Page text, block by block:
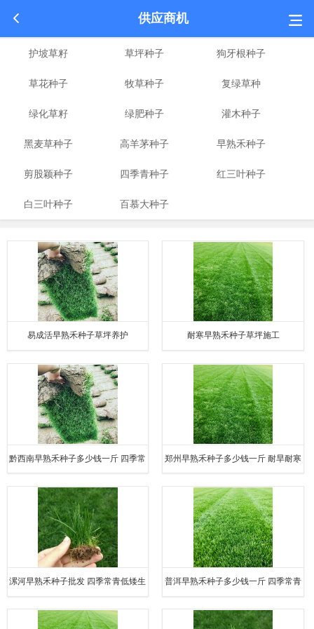
供应商机
护坡草籽 草坪种子 狗牙根种子
草花种子 牧草种子 复绿草种
绿化草籽 绿肥种子 灌木种子
黑麦草种子 高羊茅种子 早熟禾种子
剪股颖种子 四季青种子 红三叶种子
白三叶种子 百慕大种子
易成活早熟禾种子草坪养护 耐寒早熟禾种子草坪施工
黔西南早熟禾种子多少钱一斤 四季常 郑州早熟禾种子多少钱一斤 耐旱耐寒
漯河早熟禾种子批发 四季常青低矮生
长
普洱早熟禾种子多少钱一斤 四季常青
低矮生长